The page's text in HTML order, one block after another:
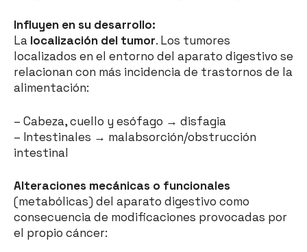
Influyen en su desarrollo:
La localización del tumor. Los tumores
localizados en el entorno del aparato digestivo se
relacionan con más incidencia de trastornos de la
alimentación:
– Cabeza, cuello y esófago → disfagia
– Intestinales → malabsorción/obstrucción
intestinal
Alteraciones mecánicas o funcionales
(metabólicas) del aparato digestivo como
consecuencia de modificaciones provocadas por
el propio cáncer: